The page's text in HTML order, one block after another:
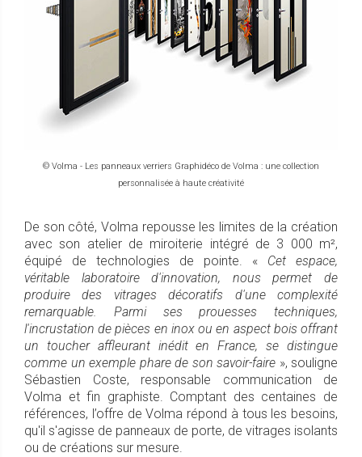
© Volma - Les panneaux verriers Graphidéco de Volma : une collection
personnalisée à haute créativité
De son côté, Volma repousse les limites de la création
avec son atelier de miroiterie intégré de 3 000 m²,
équipé de technologies de pointe. « Cet espace,
véritable laboratoire d'innovation, nous permet de
produire des vitrages décoratifs d'une complexité
remarquable. Parmi ses prouesses techniques,
l'incrustation de pièces en inox ou en aspect bois offrant
un toucher affleurant inédit en France, se distingue
comme un exemple phare de son savoir-faire », souligne
Sébastien Coste, responsable communication de
Volma et fin graphiste. Comptant des centaines de
références, l’offre de Volma répond à tous les besoins,
qu'il s'agisse de panneaux de porte, de vitrages isolants
ou de créations sur mesure.